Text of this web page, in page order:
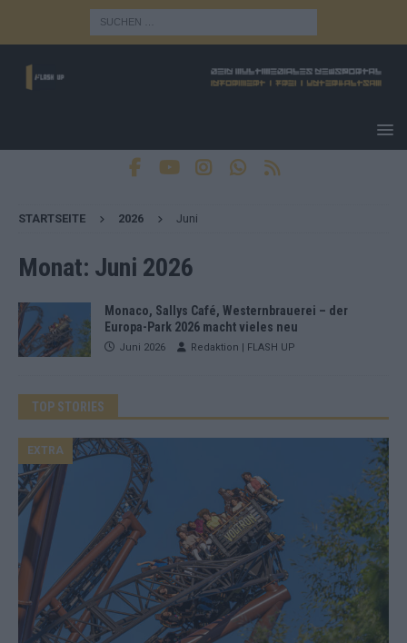
STARTSEITE 2026 Juni
Monat: Juni 2026
Monaco, Sallys Café, Westernbrauerei – der
Europa-Park 2026 macht vieles neu
Juni 2026 Redaktion | FLASH UP
TOP STORIES
EXTRA